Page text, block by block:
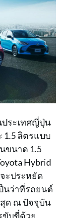
ประเทศญี่ปุ่น
1.5 ลิตรแบบ
ขนาด 1.5
Hybrid
จะประหยัด
นว่าที่รถยนต์
ด ณ ปัจจุบัน
ขับขี่ด้วย